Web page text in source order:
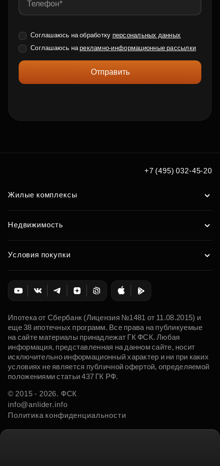
Соглашаюсь на обработку персональных данных
Соглашаюсь нарекламно-информационные рассылки
Отправить
+7 (495) 032-45-20
Жилые комплексы
Недвижимость
Условия покупки
Ипотека от Сбербанк (Лицензия №1481 от 11.08.2015) и
еще 38 ипотечных программ. Все права на публикуемые
на сайте материалы принадлежат ГК ФСК. Любая
информация, представленная на данном сайте, носит
исключительно информационный характер и ни при каких
условиях не является публичной офертой, определяемой
положениями статьи 437 ГК РФ.
© 2015 - 2026. ФСК
info@anlider.info
Политика конфиденциальности